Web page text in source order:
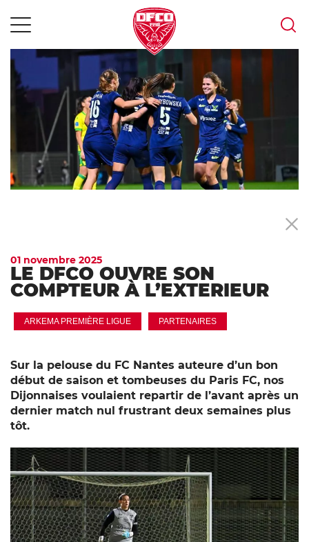
content
MENU
01 novembre 2025
LE DFCO OUVRE SON
COMPTEUR À L’EXTERIEUR
ARKEMA PREMIÈRE LIGUE PARTENAIRES
Sur la pelouse du FC Nantes auteure d’un bon
début de saison et tombeuses du Paris FC, nos
Dijonnaises voulaient repartir de l’avant après un
dernier match nul frustrant deux semaines plus
tôt.